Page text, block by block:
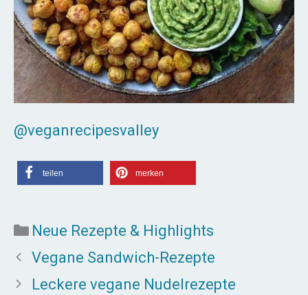
@veganrecipesvalley
teilen merken
Kategorien
Neue Rezepte & Highlights
Vegane Sandwich-Rezepte
Leckere vegane Nudelrezepte